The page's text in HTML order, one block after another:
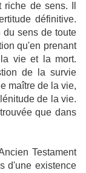
de sens. Il
définitive.
du sens de toute
qu'en prenant
vie et la mort.
de la survie
maître de la vie,
de la vie.
que dans
Testament
d'une existence